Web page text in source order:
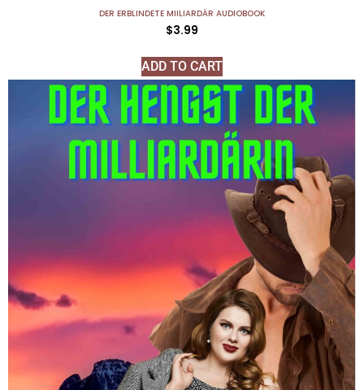
DER ERBLINDETE MIILIARDÄR AUDIOBOOK
$3.99
ADD TO CART